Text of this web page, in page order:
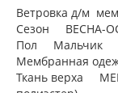
Ветровка д/м
Сезон ВЕСНА-
Пол Мальчик
Мембранная
Ткань верха